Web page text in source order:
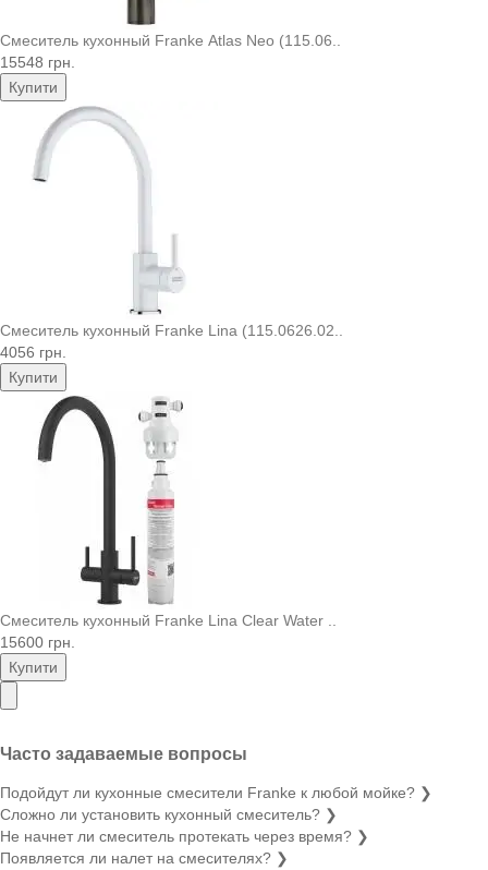
Смеситель кухонный Franke Atlas Neo (115.06..
15548 грн.
Купити
Смеситель кухонный Franke Lina (115.0626.02..
4056 грн.
Купити
Смеситель кухонный Franke Lina Clear Water ..
15600 грн.
Купити
Часто задаваемые вопросы
Подойдут ли кухонные смесители Franke к любой мойке? ❯
Сложно ли установить кухонный смеситель? ❯
Не начнет ли смеситель протекать через время? ❯
Появляется ли налет на смесителях? ❯